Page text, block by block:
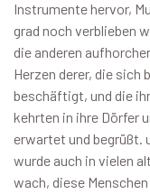
Instrumente hervor,
grad noch verblieben
die anderen
Herzen derer, die sich
beschäftigt, und die
kehrten in ihre Dörfer
erwartet und begrüßt.
wurde auch in vielen
wach, diese